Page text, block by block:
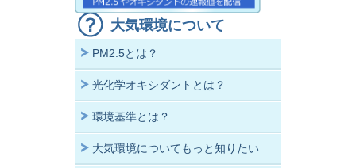
大気環境について
PM2.5とは？
光化学オキシダントとは？
環境基準とは？
大気環境についてもっと知りたい